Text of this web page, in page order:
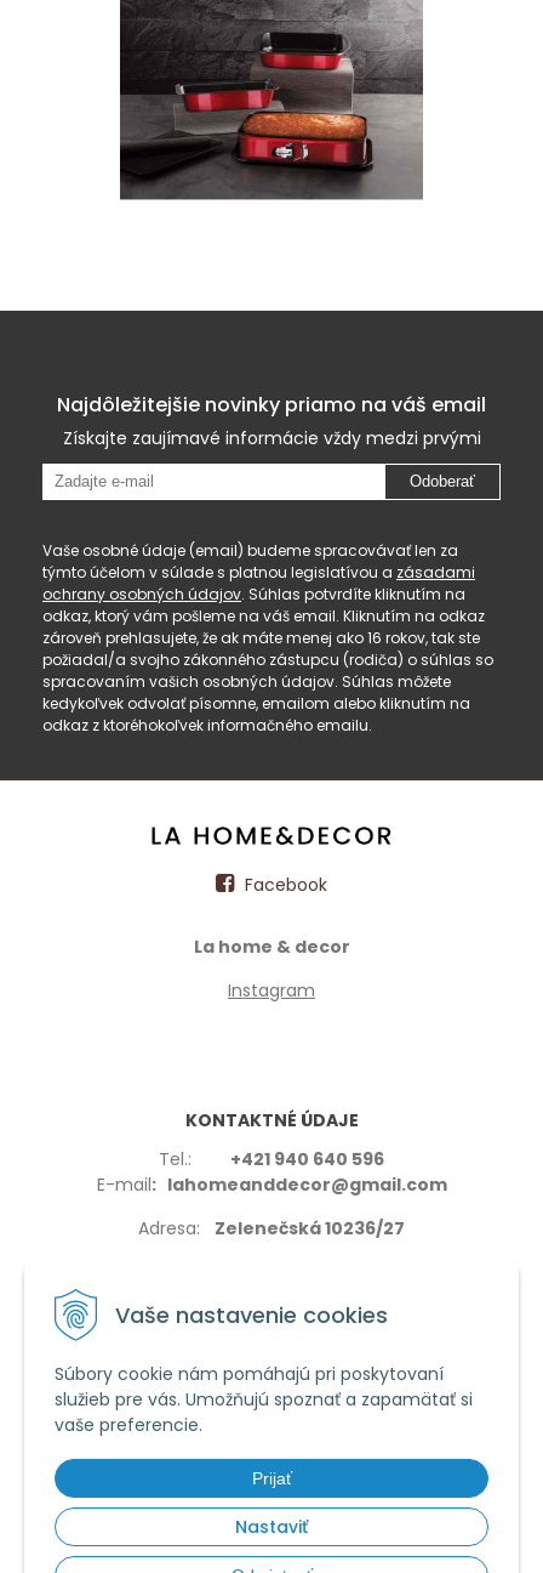
Vaše nastavenie cookies
Súbory cookie nám pomáhajú pri poskytovaní
služieb pre vás. Umožňujú spoznať a zapamätať si
vaše preferencie.
Prijať
Nastaviť
Najdôležitejšie novinky priamo na váš email
Získajte zaujímavé informácie vždy medzi prvými
Odoberať
Vaše osobné údaje (email) budeme spracovávať len za
týmto účelom v súlade s platnou legislatívou a zásadami
ochrany osobných údajov. Súhlas potvrdíte kliknutím na
odkaz, ktorý vám pošleme na váš email. Kliknutím na odkaz
zároveň prehlasujete, že ak máte menej ako 16 rokov, tak ste
požiadal/a svojho zákonného zástupcu (rodiča) o súhlas so
spracovaním vašich osobných údajov. Súhlas môžete
kedykoľvek odvolať písomne, emailom alebo kliknutím na
odkaz z ktoréhokoľvek informačného emailu.
Facebook
La home & decor
Instagram
KONTAKTNÉ ÚDAJE
Tel.: +421 940 640 596
E-mail: lahomeanddecor@gmail.com
Adresa: Zelenečská 10236/27
VŠETKO O NÁKUPE
Používanie cookies
Obchodné podmienky